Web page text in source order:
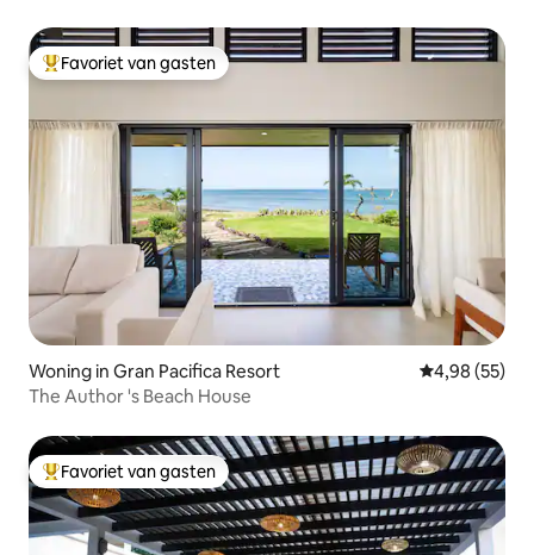
Topfavoriet van gasten
Favoriet van gasten
Woning in Gran Pacifica Resort Gemiddelde
4,98 (55)
The Author 's Beach House
Topfavoriet van gasten
Favoriet van gasten